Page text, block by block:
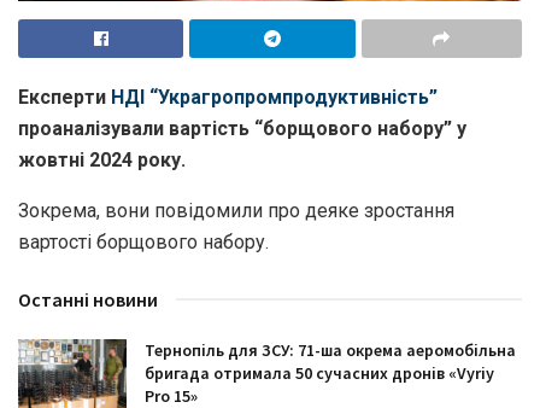
Експерти НДІ “Украгропромпродуктивність”
проаналізували вартість “борщового набору” у
жовтні 2024 року.
Зокрема, вони повідомили про деяке зростання
вартості борщового набору.
Останні новини
Тернопіль для ЗСУ: 71-ша окрема аеромобільна
бригада отримала 50 сучасних дронів «Vyriy
Pro 15»